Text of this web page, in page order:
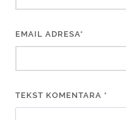
EMAIL ADRESA*
TEKST KOMENTARA *